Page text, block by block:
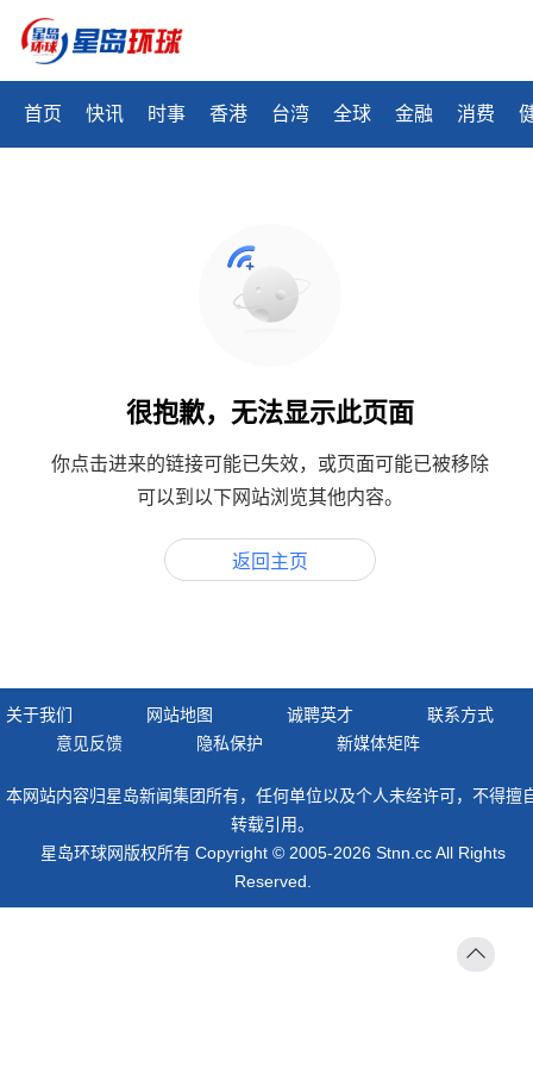
首页 快讯 时事 香港 台湾 全球 金融 消费
很抱歉，无法显示此页面
你点击进来的链接可能已失效，或页面可能已被移除
可以到以下网站浏览其他内容。
返回主页
关于我们 网站地图 诚聘英才
联系方式
意见反馈
隐私保护 新媒体矩阵
本网站内容归星岛新闻集团所有，任何单位以及个人未经许可，不得擅
转载引用。
星岛环球网版权所有 Copyright © 2005-2026 Stnn.cc All Rights
Reserved.